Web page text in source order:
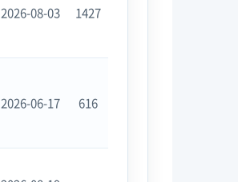
2026-08-03 1427
2026-06-17 616